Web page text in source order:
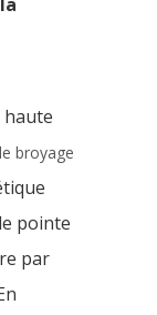
haute
broyage
pointe
par